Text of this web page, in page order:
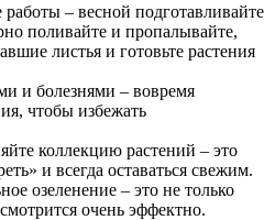
– весной подготавливайте
поливайте и пропалывайте,
листья и готовьте растения
и болезнями – вовремя
чтобы избежать
коллекцию растений – это
и всегда оставаться свежим.
озеленение – это не только
очень эффектно.